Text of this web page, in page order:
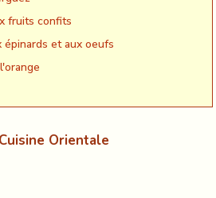
fruits confits
épinards et aux oeufs
Orientale